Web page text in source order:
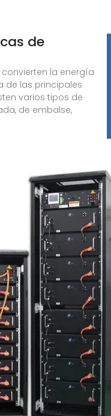
de
la energía
de las principales
varios tipos de
de embalse,